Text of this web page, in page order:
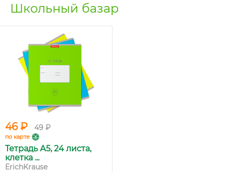
Школьный базар
46 ₽ 49 ₽
по карте
Тетрадь А5, 24 листа,
клетка ...
ErichKrause